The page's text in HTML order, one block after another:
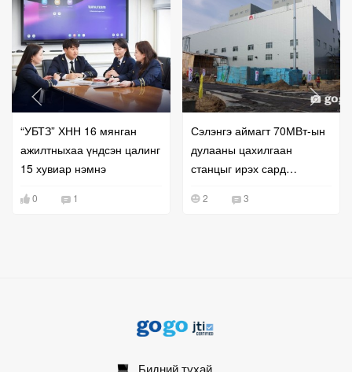
“УБТЗ” ХНН 16 мянган
ажилтныхаа үндсэн цалинг
15 хувиар нэмнэ
0 1
Сэлэнгэ аймагт 70МВт-ын
дулааны цахилгаан
станцыг ирэх сард
2 3
Бидний тухай